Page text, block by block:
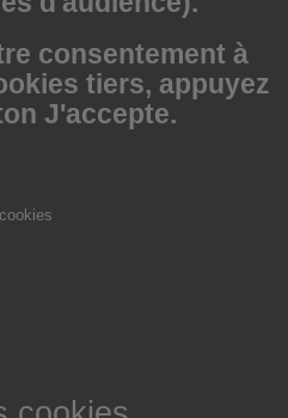
consentement à
tiers, appuyez
J'accepte.